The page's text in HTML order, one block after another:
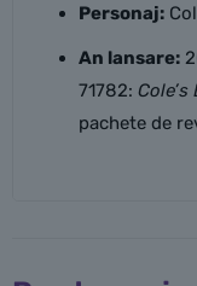
Personaj:
An lansare:
71782:
pachete de